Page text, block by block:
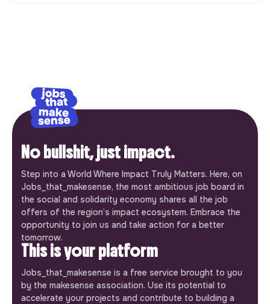
No bullshit, just impact.
Step into a World Where Impact Truly Matters. Here, on
Jobs_that_makesense, the most ambitious job board in
the social and solidarity economy shares all the job
offers of the region’s impact ecosystem. Embrace the
opportunity to join us and take action for a better
tomorrow.
This is your platform
Jobs_that_makesense is a free service brought to you
by the makesense association. Use its potential to
accelerate your projects and contribute to building a